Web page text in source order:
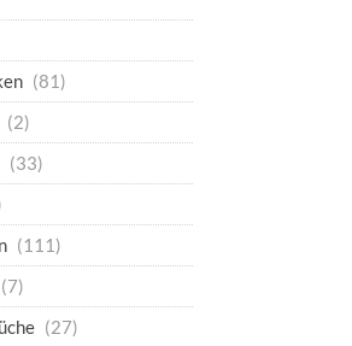
(81)
(2)
(33)
(111)
(7)
(27)